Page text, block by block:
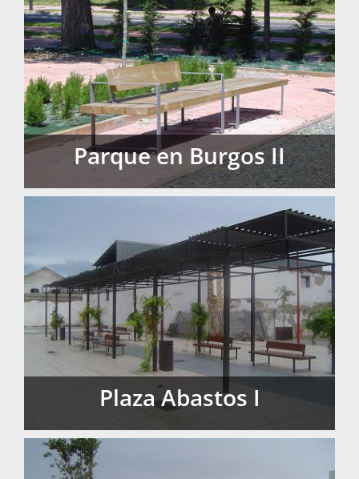
Parque en Burgos II
Parque en Burgos II
Plaza Abastos I
Plaza Abastos I